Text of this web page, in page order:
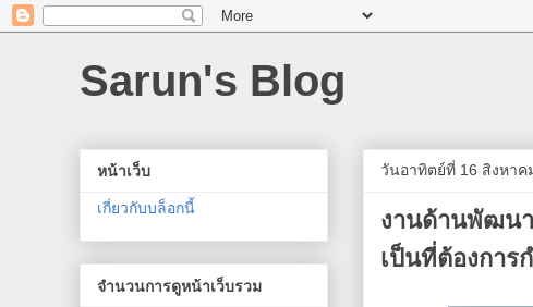
Sarun's Blog
วันอาทิตย์ที่ 16 สิงหาค
งานด้านพัฒน
เป็นที่ต้องการ
หน้าเว็บ
เกี่ยวกับบล็อกนี้
จำนวนการดูหน้าเว็บรวม